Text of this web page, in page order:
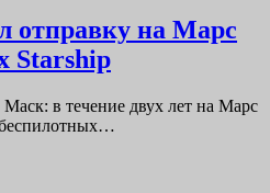
отправку на Марс
Starship
в течение двух лет на Марс
беспилотных…